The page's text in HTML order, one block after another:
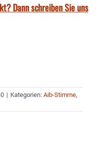
Dann schreiben Sie uns
| Kategorien: Aib-Stimme,